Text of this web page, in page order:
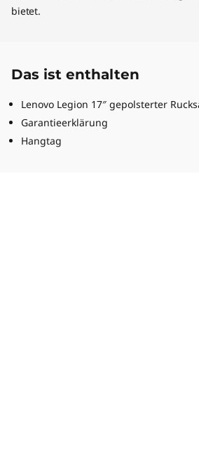
bietet.
Das ist enthalten
Lenovo Legion 17″ gepolsterter
Garantieerklärung
Hangtag